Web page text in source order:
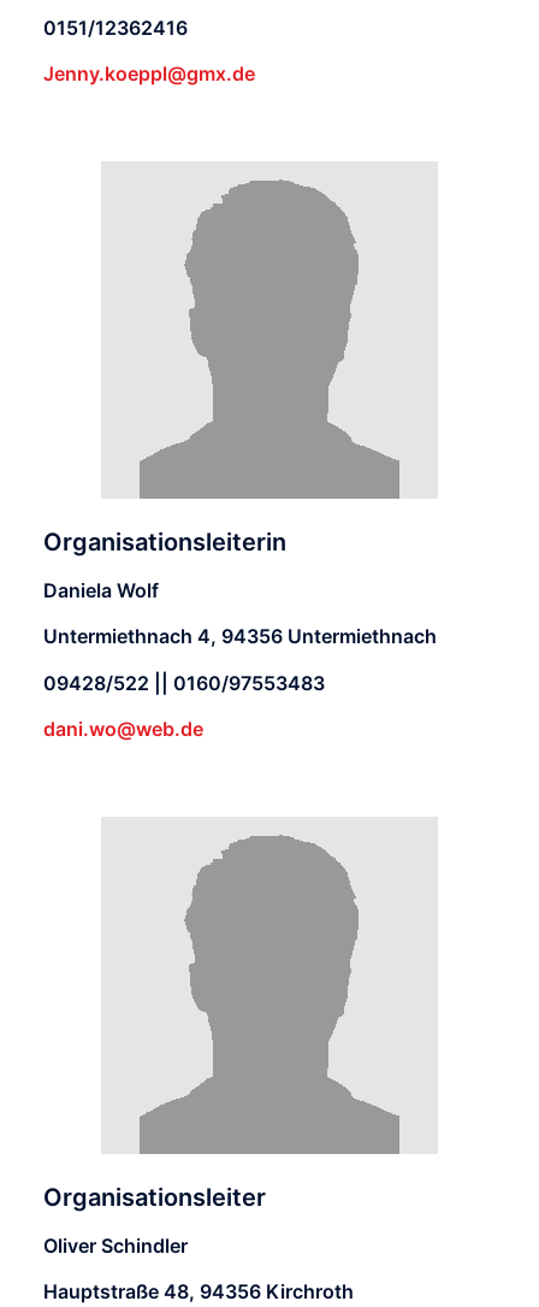
0151/12362416
Jenny.koeppl@gmx.de
Organisationsleiterin
Daniela Wolf
Untermiethnach 4, 94356 Untermiethnach
09428/522 || 0160/97553483
dani.wo@web.de
Organisationsleiter
Oliver Schindler
Hauptstraße 48, 94356 Kirchroth